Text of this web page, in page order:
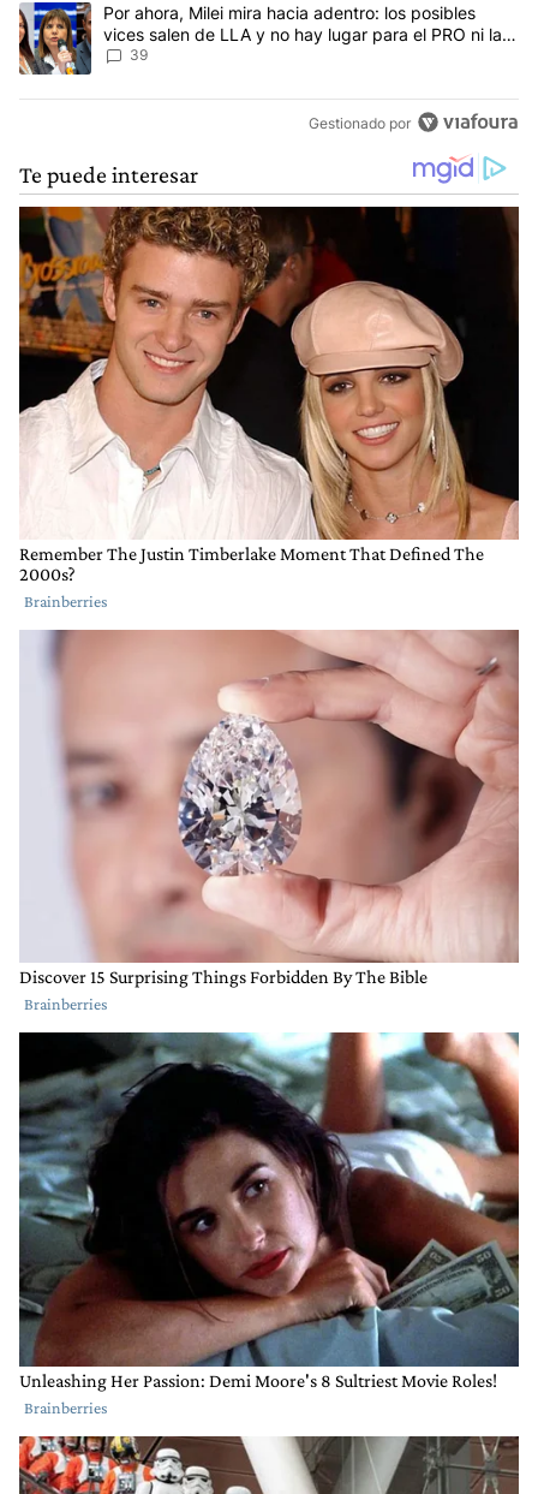
Un artículo de tendencia con el título "Por ahora, Milei mira hacia
Por ahora, Milei mira hacia adentro: los posibles
vices salen de LLA y no hay lugar para el PRO ni la
UCR39
Gestionado por